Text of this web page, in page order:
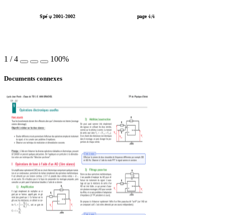
Spé ψ 2001-2002 page 4/
1 /4 100%
Documents connexes